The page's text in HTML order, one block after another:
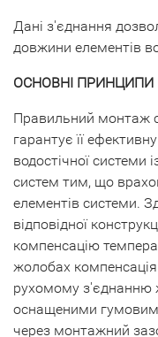
Дані з'єднання
довжини елементів
ОСНОВНІ
Правильний монтаж
гарантує її
водостічної системи
систем тим, що
елементів системи.
відповідної
компенсацію
жолобах
рухомому з'єднанню
оснащеними
через монтажний